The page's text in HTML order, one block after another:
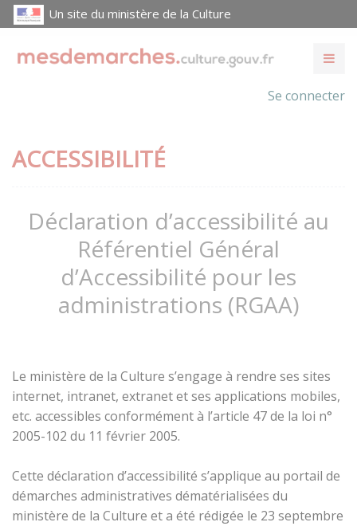
Un site du ministère de la Culture
Se connecter
ACCESSIBILITÉ
Déclaration d’accessibilité au
Référentiel Général
d’Accessibilité pour les
administrations (RGAA)
Le ministère de la Culture s’engage à rendre ses sites
internet, intranet, extranet et ses applications mobiles,
etc. accessibles conformément à l’article 47 de la loi n°
2005-102 du 11 février 2005.
Cette déclaration d’accessibilité s’applique au portail de
démarches administratives dématérialisées du
ministère de la Culture et a été rédigée le 23 septembre